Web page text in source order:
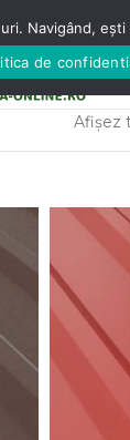
Afișez
Navigând, ești
de